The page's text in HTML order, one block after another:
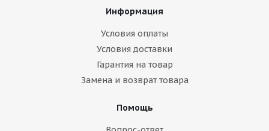
Информация
Условия оплаты
Условия доставки
Гарантия на товар
Замена и возврат товара
Помощь